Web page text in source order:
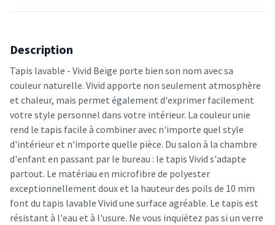
Description
Tapis lavable - Vivid Beige porte bien son nom avec sa
couleur naturelle. Vivid apporte non seulement atmosphère
et chaleur, mais permet également d'exprimer facilement
votre style personnel dans votre intérieur. La couleur unie
rend le tapis facile à combiner avec n'importe quel style
d'intérieur et n'importe quelle pièce. Du salon à la chambre
d'enfant en passant par le bureau : le tapis Vivid s'adapte
partout. Le matériau en microfibre de polyester
exceptionnellement doux et la hauteur des poils de 10 mm
font du tapis lavable Vivid une surface agréable. Le tapis est
résistant à l'eau et à l'usure. Ne vous inquiétez pas si un verre